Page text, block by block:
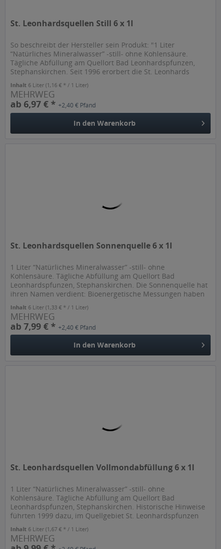
St. Leonhardsquellen Still 6 x 1l
So beschreibt der Hersteller sein Produkt: "1 Liter
“Natürliches Mineralwasser” -still- ohne Kohlensäure.
Tägliche Abfüllung am Quellort Bad Leonhardspfunzen,
Stephanskirchen. Seit 1996 erorbert die St. Leonhards
Inhalt 6 Liter(1,16 € * / 1 Liter)
MEHRWEG
ab 6,97 € *+2,40 € Pfand
In den Warenkorb
St. Leonhardsquellen Sonnenquelle 6 x 1l
1 Liter “Natürliches Mineralwasser” -still- ohne
Kohlensäure. Tägliche Abfüllung am Quellort Bad
Leonhardspfunzen, Stephanskirchen. Die Sonnenquelle hat
ihren Namen verdient: Bioenergetische Messungen haben
Inhalt 6 Liter(1,33 € * / 1 Liter)
MEHRWEG
ab 7,99 € *+2,40 € Pfand
In den Warenkorb
St. Leonhardsquellen Vollmondabfüllung 6 x 1l
1 Liter “Natürliches Mineralwasser” -still- ohne
Kohlensäure. Tägliche Abfüllung am Quellort Bad
Leonhardspfunzen, Stephanskirchen. Historische Hinweise
führten 1999 dazu, im Quellgebiet St. Leonhardspfunzen
Inhalt 6 Liter(1,67 € * / 1 Liter)
MEHRWEG